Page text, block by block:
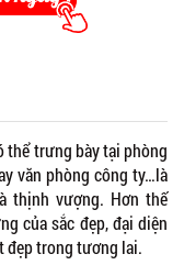
thể trưng bày tại phòng
văn phòng công ty…là
thịnh vượng. Hơn thế
của sắc đẹp, đại diện
đẹp trong tương lai.